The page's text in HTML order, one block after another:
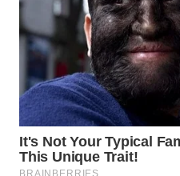
WN
TAPANULI
TENGAH
WN DELI
SERDANG
WN